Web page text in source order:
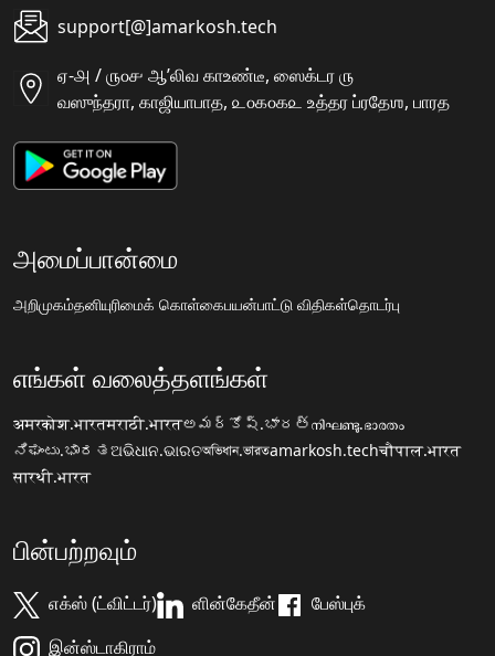
support[@]amarkosh.tech
ஏ-௮ / ௫௦௪ ஆʼலிவ காஉண்டீ, ஸைக்டர ௫
வஸுந்தரா, காஜியாபாத, ௨௦௧௦௧௨ உத்தர ப்ரதேஶ, பாரத
அமைப்பான்மை
அறிமுகம்தனியுரிமைக் கொள்கைபயன்பாட்டு விதிகள்தொடர்பு
எங்கள் வலைத்தளங்கள்
अमरकोश.भारतमराठी.भारतఅమర్కోష్.భారత్നിഘണ്ടു.ഭാരതം
ನಿಘಂಟು.ಭಾರತଅଭିଧାନ.ଭାରତঅভিধান.ভারতamarkosh.techचौपाल.भारत
सारथी.भारत
பின்பற்றவும்
எக்ஸ் (ட்விட்டர்) ளின்கேதீன்
பேஸ்புக்
இன்ஸ்டாகிராம்